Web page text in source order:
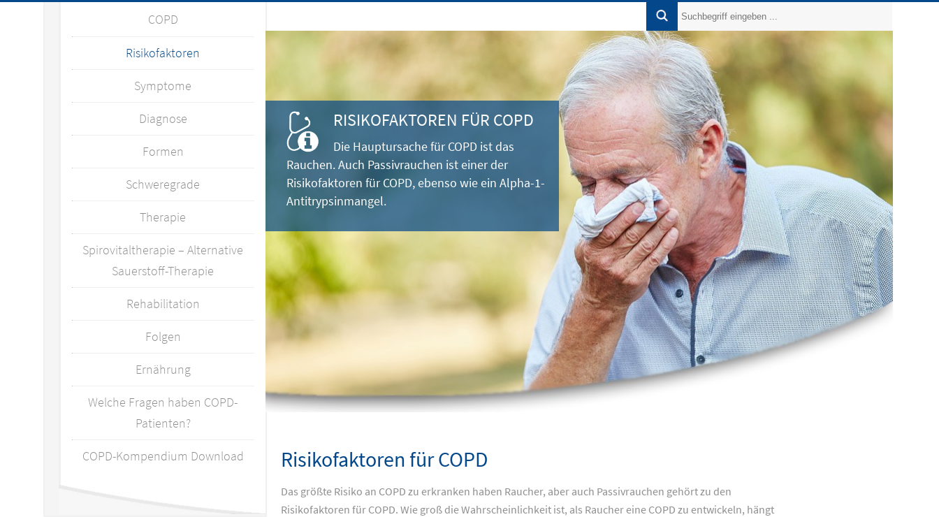
COPD
Risikofaktoren
Symptome
Diagnose
Formen
Schweregrade
Therapie
Spirovitaltherapie – Alternative
Sauerstoff-Therapie
Rehabilitation
Folgen
Ernährung
Welche Fragen haben COPD-
Patienten?
COPD-Kompendium Download
RISIKOFAKTOREN FÜR COPD
Die Hauptursache für COPD ist das
Rauchen. Auch Passivrauchen ist einer der
Risikofaktoren für COPD, ebenso wie ein Alpha-1-
Antitrypsinmangel.
Risikofaktoren für COPD
Das größte Risiko an COPD zu erkranken haben Raucher, aber auch Passivrauchen gehört zu den
Risikofaktoren für COPD. Wie groß die Wahrscheinlichkeit ist, als Raucher eine COPD zu entwickeln, hängt